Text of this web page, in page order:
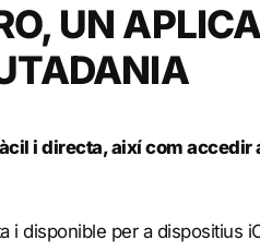
UN
i directa, així com accedir
i disponible per a dispositius